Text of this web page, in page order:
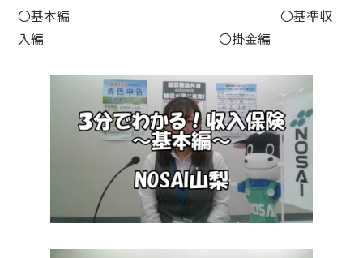
〇基本編 〇基準収
入編 〇掛金編